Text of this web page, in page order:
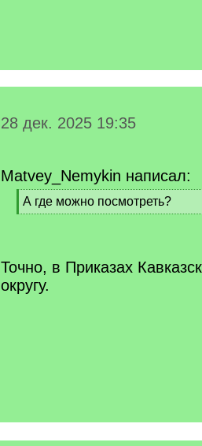
28 дек. 2025 19:35
Matvey_Nemykin написал:
[
q
А где можно посмотреть?
[
Точно, в Приказах
округу.